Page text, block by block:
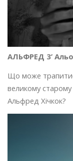
АЛЬФРЕД 3’
Що може
великому
Альфред Хічкок?